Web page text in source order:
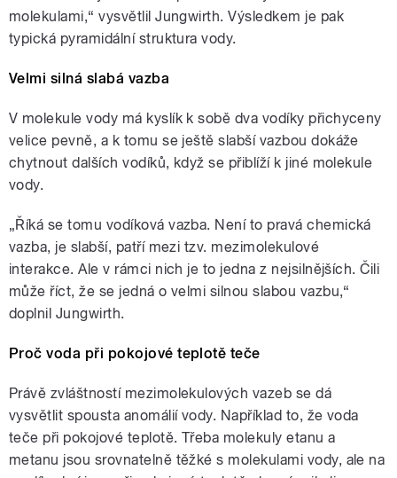
molekulami,“ vysvětlil Jungwirth. Výsledkem je pak
typická pyramidální struktura vody.
Velmi silná slabá vazba
V molekule vody má kyslík k sobě dva vodíky přichyceny
velice pevně, a k tomu se ještě slabší vazbou dokáže
chytnout dalších vodíků, když se přiblíží k jiné molekule
vody.
„Říká se tomu vodíková vazba. Není to pravá chemická
vazba, je slabší, patří mezi tzv. mezimolekulové
interakce. Ale v rámci nich je to jedna z nejsilnějších. Čili
může říct, že se jedná o velmi silnou slabou vazbu,“
doplnil Jungwirth.
Proč voda při pokojové teplotě teče
Právě zvláštností mezimolekulových vazeb se dá
vysvětlit spousta anomálií vody. Například to, že voda
teče při pokojové teplotě. Třeba molekuly etanu a
metanu jsou srovnatelně těžké s molekulami vody, ale na